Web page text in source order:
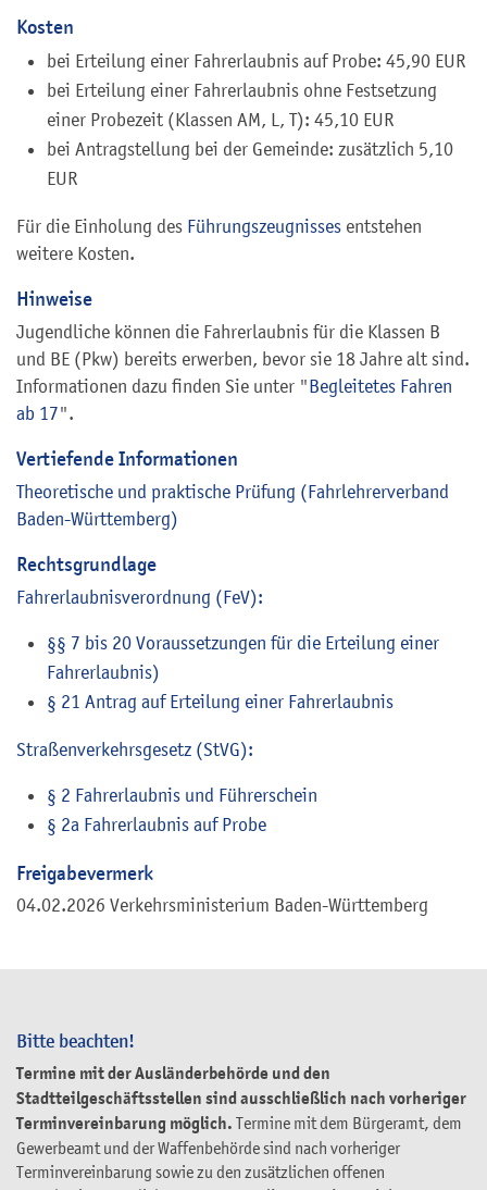
Bitte beachten!
Termine mit der Ausländerbehörde und den
Stadtteilgeschäftsstellen sind ausschließlich nach vorheriger
Terminvereinbarung möglich. Termine mit dem Bürgeramt, dem
Gewerbeamt und der Waffenbehörde sind nach vorheriger
Terminvereinbarung sowie zu den zusätzlichen offenen
Kosten
bei Erteilung einer Fahrerlaubnis auf Probe: 45,90 EUR
bei Erteilung einer Fahrerlaubnis ohne Festsetzung
einer Probezeit (Klassen AM, L, T): 45,10 EUR
bei Antragstellung bei der Gemeinde: zusätzlich 5,10
EUR
Für die Einholung des Führungszeugnisses entstehen
weitere Kosten.
Hinweise
Jugendliche können die Fahrerlaubnis für die Klassen B
und BE (Pkw) bereits erwerben, bevor sie 18 Jahre alt sind.
Informationen dazu finden Sie unter "Begleitetes Fahren
ab 17".
Vertiefende Informationen
Theoretische und praktische Prüfung (Fahrlehrerverband
Baden-Württemberg)
Rechtsgrundlage
Fahrerlaubnisverordnung (FeV):
§§ 7 bis 20 Voraussetzungen für die Erteilung einer
Fahrerlaubnis)
§ 21 Antrag auf Erteilung einer Fahrerlaubnis
Straßenverkehrsgesetz (StVG):
§ 2 Fahrerlaubnis und Führerschein
§ 2a Fahrerlaubnis auf Probe
Freigabevermerk
04.02.2026 Verkehrsministerium Baden-Württemberg